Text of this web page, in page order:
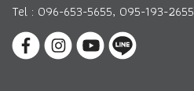
Tel : 096-653-5655, 095-193-2655